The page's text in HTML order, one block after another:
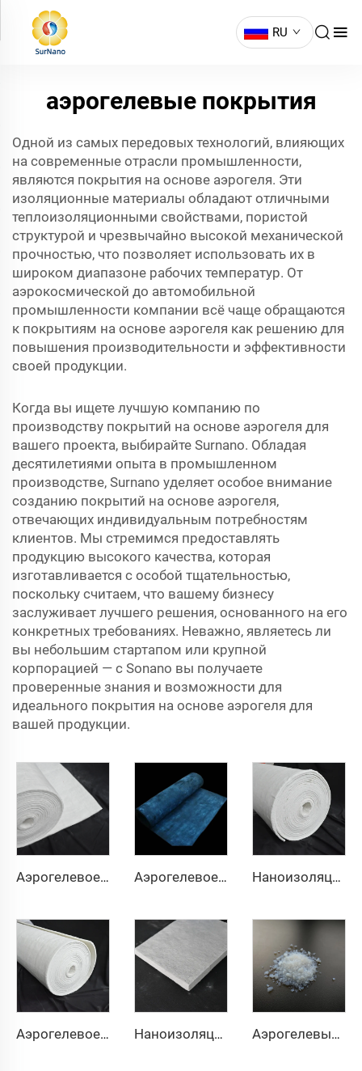
RU
аэрогелевые покрытия
Одной из самых передовых технологий, влияющих
на современные отрасли промышленности,
являются покрытия на основе аэрогеля. Эти
изоляционные материалы обладают отличными
теплоизоляционными свойствами, пористой
структурой и чрезвычайно высокой механической
прочностью, что позволяет использовать их в
широком диапазоне рабочих температур. От
аэрокосмической до автомобильной
промышленности компании всё чаще обращаются
к покрытиям на основе аэрогеля как решению для
повышения производительности и эффективности
своей продукции.
Когда вы ищете лучшую компанию по
производству покрытий на основе аэрогеля для
вашего проекта, выбирайте Surnano. Обладая
десятилетиями опыта в промышленном
производстве, Surnano уделяет особое внимание
созданию покрытий на основе аэрогеля,
отвечающих индивидуальным потребностям
клиентов. Мы стремимся предоставлять
продукцию высокого качества, которая
изготавливается с особой тщательностью,
поскольку считаем, что вашему бизнесу
заслуживает лучшего решения, основанного на его
конкретных требованиях. Неважно, являетесь ли
вы небольшим стартапом или крупной
корпорацией — с Sonano вы получаете
проверенные знания и возможности для
идеального покрытия на основе аэрогеля для
вашей продукции.
Аэрогелевое теплоизоляционное одеяло 200℃ Аэрогелевое теплоизоляционное одеяло 350℃ Наноизоляционное одеяло 650℃
Аэрогелевое теплоизоляционное одеяло 1000℃ Наноизоляционная плита Аэрогелевый порошок и гранулы